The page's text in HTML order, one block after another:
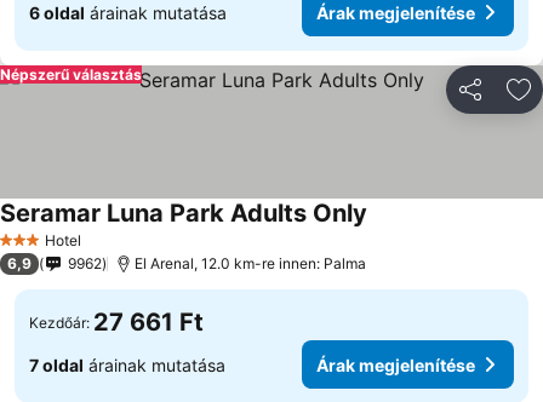
6 oldal árainak mutatása Árak megjelenítése
Népszerű választás
3 Kategória
Hotel
Seramar Luna Park Adults Only
6,9 9962 El Arenal, 12.0 km-re innen: Palma
Kezdőár: 27 661 Ft
7 oldal árainak mutatása Árak megjelenítése